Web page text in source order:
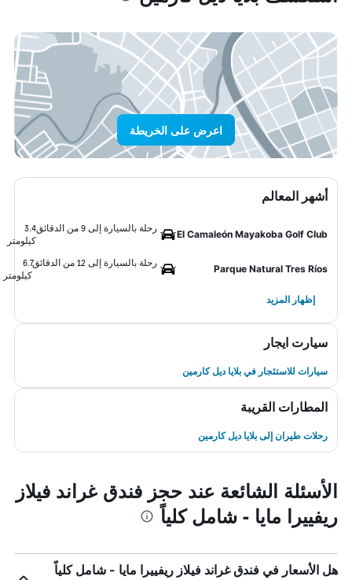
اعرض على الخريطة
أشهر المعالم
El Camaleón Mayakoba Golf Club
رحلة بالسيارة إلى 9 من الدقائق
3.4
كيلومتر
Parque Natural Tres Ríos
رحلة بالسيارة إلى 12 من الدقائق
6.7
كيلومتر
إظهار المزيد
سيارت ايجار
سيارات للاستئجار في بلايا ديل كارمين
المطارات القريبة
رحلات طيران إلى بلايا ديل كارمين
الأسئلة الشائعة عند حجز فندق غراند فيلاز
ريفييرا مايا - شامل كلياً
هل الأسعار في فندق غراند فيلاز ريفييرا مايا - شامل كلياً